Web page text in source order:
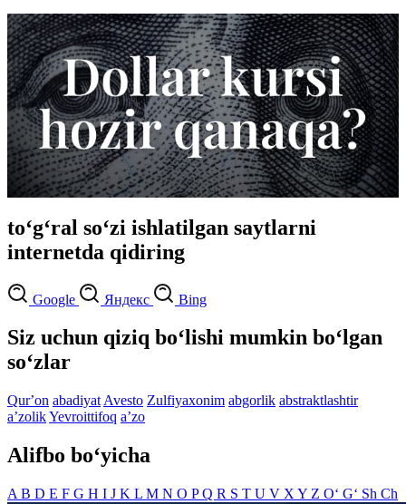
to‘g‘ral so‘zi ishlatilgan saytlarni
internetda qidiring
Google Яндекс Bing
Siz uchun qiziq bo‘lishi mumkin bo‘lgan
so‘zlar
Qurʼon abadiyat Avesto Zulfiyaxonim abgorlik abstraktlashtir
aʼzolikYevroittifoq aʼzo
Alifbo bo‘yicha
A B D E F G H I J K L M N O PQ R S T U V X Y Z O‘ G‘ Sh Ch